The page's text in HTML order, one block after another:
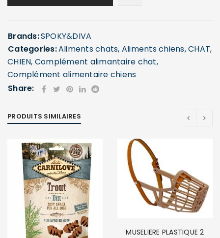
Brands:SPOKY&DIVA
Categories:Aliments chats, Aliments chiens,CHAT,
CHIEN, Complément alimantaire chat,
Complément alimentaire chiens
Share:
PRODUITS SIMILAIRES
MUSELIERE PLASTIQUE 2